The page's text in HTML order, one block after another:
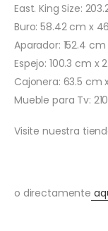
East. King Size:
Buro: 58.42 cm x
Aparador: 152.4
Espejo: 100.3 cm x
Cajonera: 63.5 cm
Mueble para Tv:
Visite nuestra
o directamente